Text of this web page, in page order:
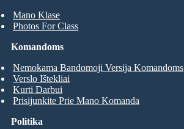
Mano Klase
Photos For Class
Komandoms
Nemokama Bandomoji Versija Komandoms
Verslo Ištekliai
Kurti Darbui
Prisijunkite Prie Mano Komanda
Politika